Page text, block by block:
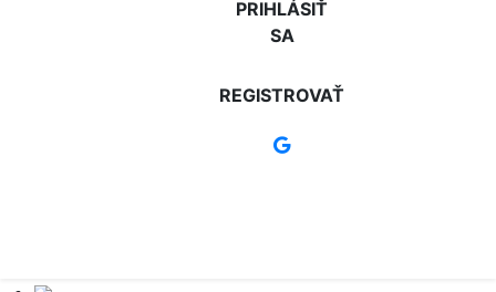
PRIHLÁSIŤ
SA
REGISTROVAŤ